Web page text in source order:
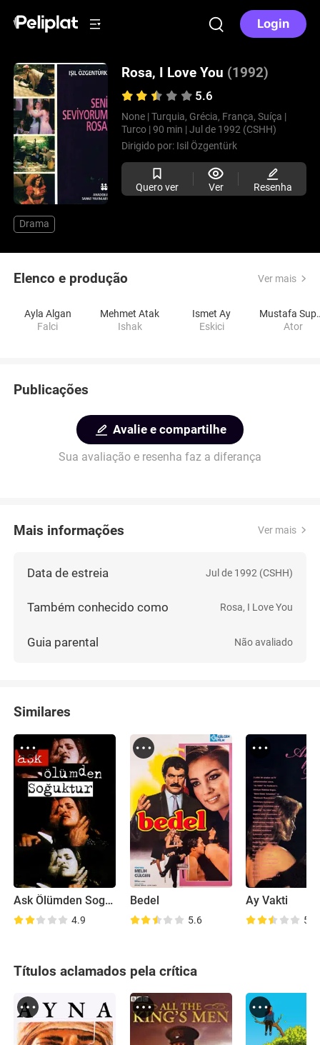
Login
Rosa, I Love You (1992)
5.6
None | Turquia, Grécia, França, Suíça |
Turco | 90 min | Jul de 1992 (CSHH)
Dirigido por: Isil Özgentürk
Quero ver Ver Resenha
Drama
Elenco e produção Ver mais
Ayla Algan
Falci
Mehmet Atak
Ishak
Ismet Ay
Eskici
Ator
Publicações
Avalie e compartilhe
Sua avaliação e resenha faz a diferança
Mais informações Ver mais
Data de estreia Jul de 1992 (CSHH)
Também conhecido como Rosa, I Love You
Guia parental Não avaliado
Similares
Ask Ölümden Soguktur
4.9
Bedel
5.6
Ay Vakti
5.5
Títulos aclamados pela crítica